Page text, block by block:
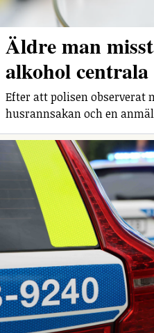
Äldre man
alkohol
Efter att polisen observerat
husrannsakan och en